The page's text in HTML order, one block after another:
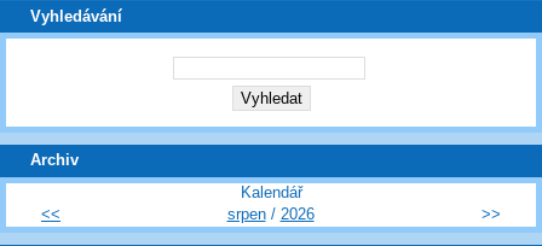
Vyhledávání
Archiv
Kalendář
<<
srpen/ 2026 >>